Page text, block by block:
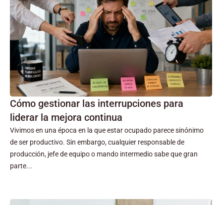
Cómo gestionar las interrupciones para
liderar la mejora continua
Vivimos en una época en la que estar ocupado parece sinónimo
de ser productivo. Sin embargo, cualquier responsable de
producción, jefe de equipo o mando intermedio sabe que gran
parte...